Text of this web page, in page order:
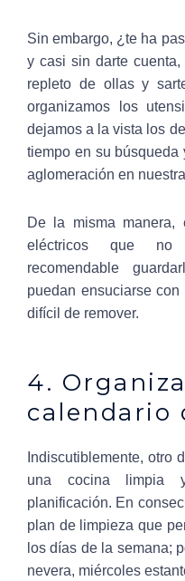
Sin embargo, ¿te ha
y casi sin darte
repleto de ollas y
organizamos los
dejamos a la vista los
tiempo en su búsqueda
aglomeración en
De la misma
eléctricos que no
recomendable
puedan ensuciarse
difícil de remover.
4.
calendario
Indiscutiblemente, otro
una cocina limpia
planificación. En
plan de limpieza que
los días de la semana;
nevera, miércoles